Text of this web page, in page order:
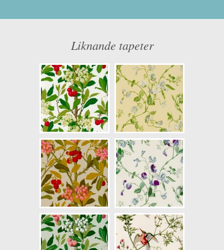
Längd x Bredd: 10,00 x 0,52
Artikelnummer: 100/9045
NCS Bottenkulör: S0603-G80Y
Färg: Grön, Beige, Lila, Brun
Mönster: Blommig
Struktur: Slät, Limtryck
Cirkapris: 2289,00 kr
(Kontakta din färghandlare för
exakt pris.)
Liknande tapeter